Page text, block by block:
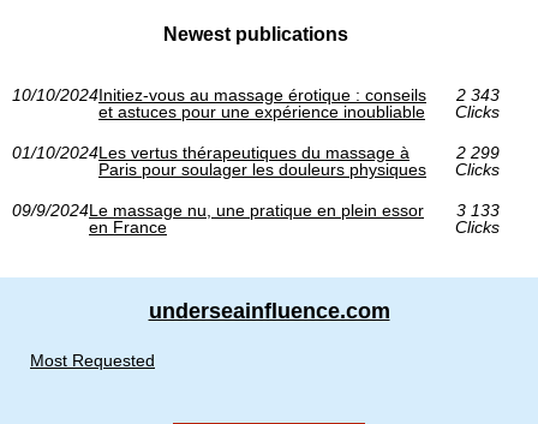
Newest publications
10/10/2024Initiez-vous au massage érotique : conseils
et astuces pour une expérience inoubliable
2 343
Clicks
01/10/2024Les vertus thérapeutiques du massage à
Paris pour soulager les douleurs physiques
2 299
Clicks
09/9/2024Le massage nu, une pratique en plein essor
en France
3 133
Clicks
underseainfluence.com
Most Requested